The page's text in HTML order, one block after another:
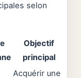
selon
Objectif
principal
Acquérir une